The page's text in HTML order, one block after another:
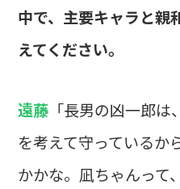
中で、主要キャラと親
えてください。
遠藤 「長男の凶一郎
を考えて守っているか
かかな。凪ちゃんって